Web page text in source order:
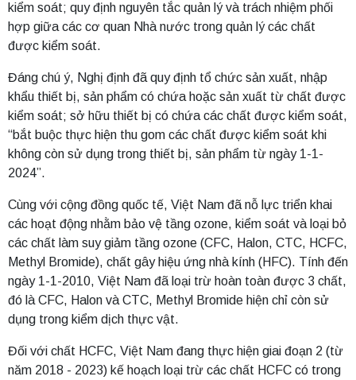
kiểm soát; quy định nguyên tắc quản lý và trách nhiệm phối
hợp giữa các cơ quan Nhà nước trong quản lý các chất
được kiểm soát.
Đáng chú ý, Nghị định đã quy định tổ chức sản xuất, nhập
khẩu thiết bị, sản phẩm có chứa hoặc sản xuất từ chất được
kiểm soát; sở hữu thiết bị có chứa các chất được kiểm soát,
“bắt buộc thực hiện thu gom các chất được kiểm soát khi
không còn sử dụng trong thiết bị, sản phẩm từ ngày 1-1-
2024”.
Cùng với cộng đồng quốc tế, Việt Nam đã nỗ lực triển khai
các hoạt động nhằm bảo vệ tầng ozone, kiểm soát và loại bỏ
các chất làm suy giảm tầng ozone (CFC, Halon, CTC, HCFC,
Methyl Bromide), chất gây hiệu ứng nhà kính (HFC). Tính đến
ngày 1-1-2010, Việt Nam đã loại trừ hoàn toàn được 3 chất,
đó là CFC, Halon và CTC, Methyl Bromide hiện chỉ còn sử
dụng trong kiểm dịch thực vật.
Đối với chất HCFC, Việt Nam đang thực hiện giai đoạn 2 (từ
năm 2018 - 2023) kế hoạch loại trừ các chất HCFC có trong